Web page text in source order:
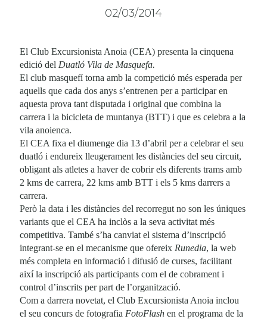
02/03/2014
El Club Excursionista Anoia (CEA) presenta la cinquena
edició del Duatló Vila de Masquefa.
El club masquefí torna amb la competició més esperada per
aquells que cada dos anys s’entrenen per a participar en
aquesta prova tant disputada i original que combina la
carrera i la bicicleta de muntanya (BTT) i que es celebra a la
vila anoienca.
El CEA fixa el diumenge dia 13 d’abril per a celebrar el seu
duatló i endureix lleugerament les distàncies del seu circuit,
obligant als atletes a haver de cobrir els diferents trams amb
2 kms de carrera, 22 kms amb BTT i els 5 kms darrers a
carrera.
Però la data i les distàncies del recorregut no son les úniques
variants que el CEA ha inclòs a la seva activitat més
competitiva. També s’ha canviat el sistema d’inscripció
integrant-se en el mecanisme que ofereix Runedia, la web
més completa en informació i difusió de curses, facilitant
així la inscripció als participants com el de cobrament i
control d’inscrits per part de l’organització.
Com a darrera novetat, el Club Excursionista Anoia inclou
el seu concurs de fotografia FotoFlash en el programa de la